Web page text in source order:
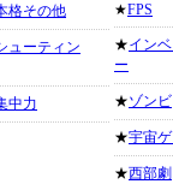
格その他
ューティン
中力
★FPS
★イン
ー
★ゾンビ
★宇宙
★西部劇